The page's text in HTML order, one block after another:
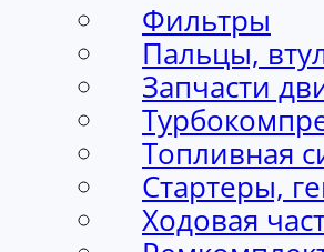
Фильтры
Пальцы,
Запчасти
Топливная
Стартеры,
Ходовая